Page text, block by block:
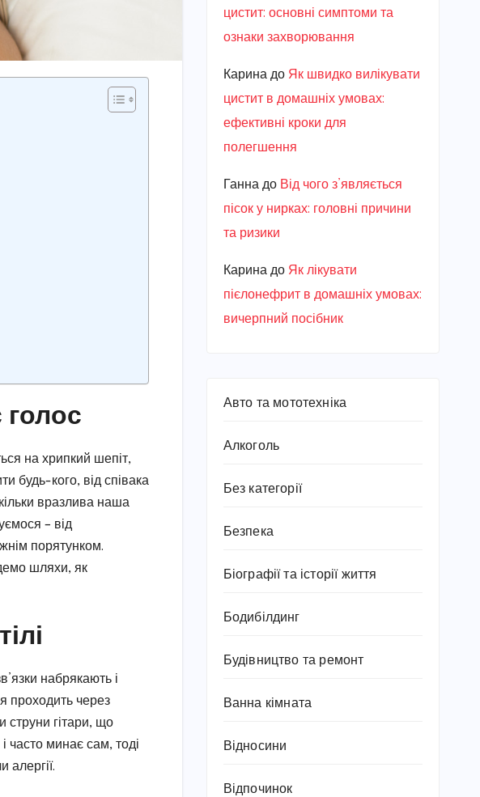
голос
на хрипкий шепіт,
будь-кого, від співака
вразлива наша
– від
порятунком.
шляхи, як
набрякають і
проходить через
струни гітари, що
часто минає сам, тоді
цистит: основні симптоми та
ознаки захворювання
Каринадо Як швидко вилікувати
цистит в домашніх умовах:
ефективні кроки для
полегшення
Ганнадо Від чого з’являється
пісок у нирках: головні причини
та ризики
Каринадо Як лікувати
пієлонефрит в домашніх умовах:
вичерпний посібник
Авто та мототехніка
Алкоголь
Без категорії
Безпека
Біографії та історії життя
Бодибілдинг
Будівництво та ремонт
Ванна кімната
Відносини
Відпочинок